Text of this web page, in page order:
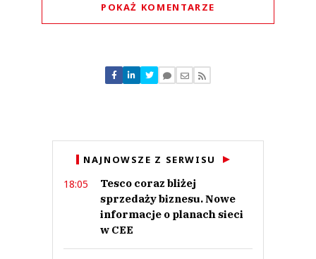
POKAŻ KOMENTARZE
Nie znaleziono komentarzy
Zostaw swoje komentarze
NAJNOWSZE Z SERWISU
18:05
Tesco coraz bliżej
sprzedaży biznesu. Nowe
informacje o planach sieci
w CEE